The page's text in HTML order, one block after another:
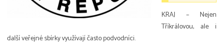
KRAJ – Nejen
Tříkrálovou, ale i
další veřejné sbírky využívají často podvodníci.